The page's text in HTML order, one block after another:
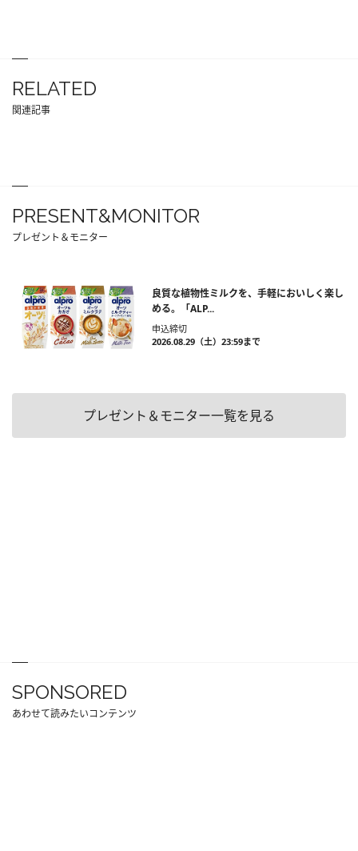
RELATED
関連記事
PRESENT&MONITOR
プレゼント＆モニター
良質な植物性ミルクを、手軽においしく楽し
める。「ALP...
申込締切
2026.08.29（土）23:59まで
プレゼント＆モニター一覧を見る
SPONSORED
あわせて読みたいコンテンツ